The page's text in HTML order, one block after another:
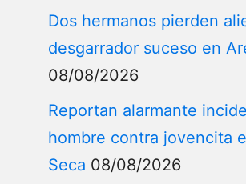
Dos hermanos pierden
desgarrador suceso en
08/08/2026
Reportan alarmante
hombre contra jovencita
Seca 08/08/2026